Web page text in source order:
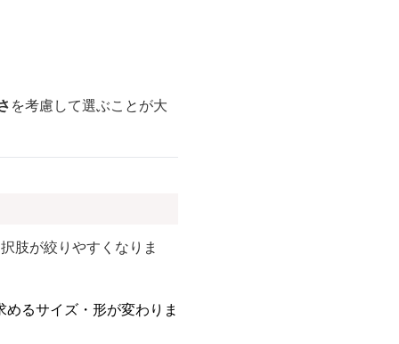
を考慮して選ぶことが大
肢が絞りやすくなりま
るサイズ・形が変わりま